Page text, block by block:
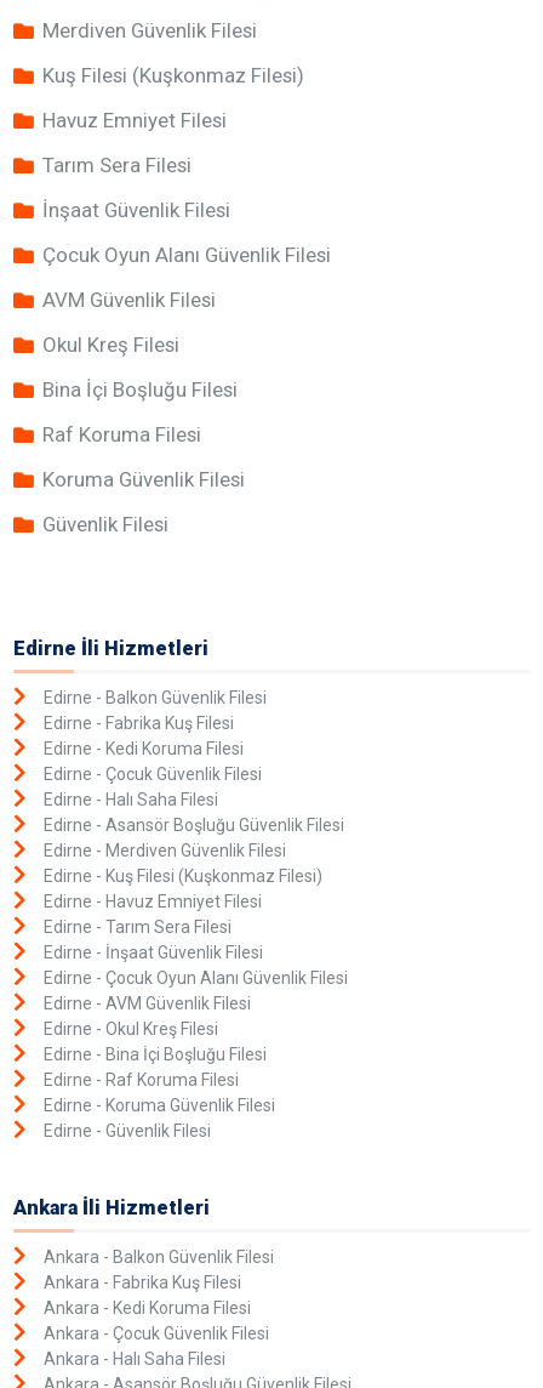
Merdiven Güvenlik Filesi
Kuş Filesi (Kuşkonmaz Filesi)
Havuz Emniyet Filesi
Tarım Sera Filesi
İnşaat Güvenlik Filesi
Çocuk Oyun Alanı Güvenlik Filesi
AVM Güvenlik Filesi
Okul Kreş Filesi
Bina İçi Boşluğu Filesi
Raf Koruma Filesi
Koruma Güvenlik Filesi
Güvenlik Filesi
Edirne İli Hizmetleri
Edirne - Balkon Güvenlik Filesi
Edirne - Fabrika Kuş Filesi
Edirne - Kedi Koruma Filesi
Edirne - Çocuk Güvenlik Filesi
Edirne - Halı Saha Filesi
Edirne - Asansör Boşluğu Güvenlik Filesi
Edirne - Merdiven Güvenlik Filesi
Edirne - Kuş Filesi (Kuşkonmaz Filesi)
Edirne - Havuz Emniyet Filesi
Edirne - Tarım Sera Filesi
Edirne - İnşaat Güvenlik Filesi
Edirne - Çocuk Oyun Alanı Güvenlik Filesi
Edirne - AVM Güvenlik Filesi
Edirne - Okul Kreş Filesi
Edirne - Bina İçi Boşluğu Filesi
Edirne - Raf Koruma Filesi
Edirne - Koruma Güvenlik Filesi
Edirne - Güvenlik Filesi
Ankara İli Hizmetleri
Ankara - Balkon Güvenlik Filesi
Ankara - Fabrika Kuş Filesi
Ankara - Kedi Koruma Filesi
Ankara - Çocuk Güvenlik Filesi
Ankara - Halı Saha Filesi